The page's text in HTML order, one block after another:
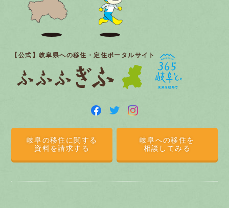
【公式】岐阜県への移住・定住ポータルサイト
岐阜の移住に関する
資料を請求する
岐阜への移住を
相談してみる